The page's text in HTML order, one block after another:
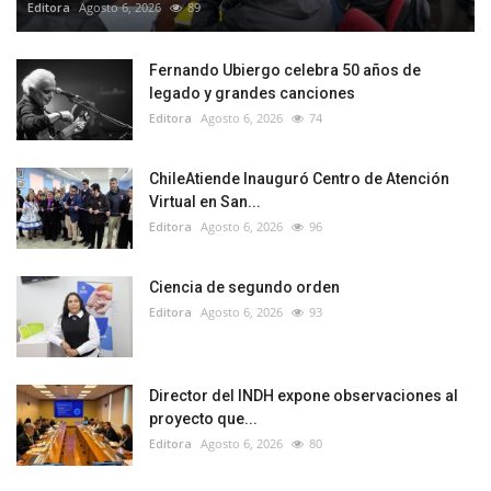
Editora Agosto 6, 2026 89
Fernando Ubiergo celebra 50 años de
legado y grandes canciones
Editora Agosto 6, 2026 74
ChileAtiende Inauguró Centro de Atención
Virtual en San...
Editora Agosto 6, 2026 96
Ciencia de segundo orden
Editora Agosto 6, 2026 93
Director del INDH expone observaciones al
proyecto que...
Editora Agosto 6, 2026 80